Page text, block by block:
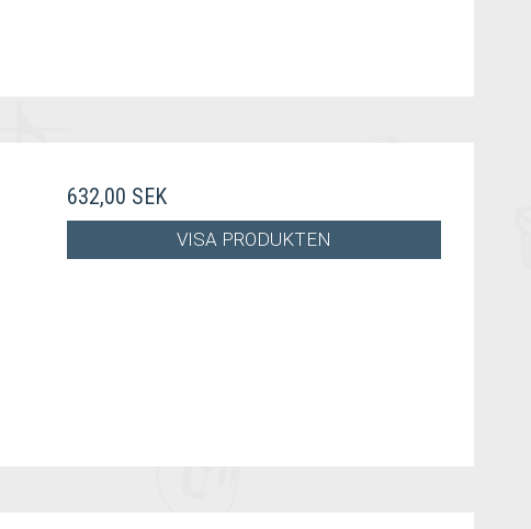
632,00 SEK
VISA PRODUKTEN